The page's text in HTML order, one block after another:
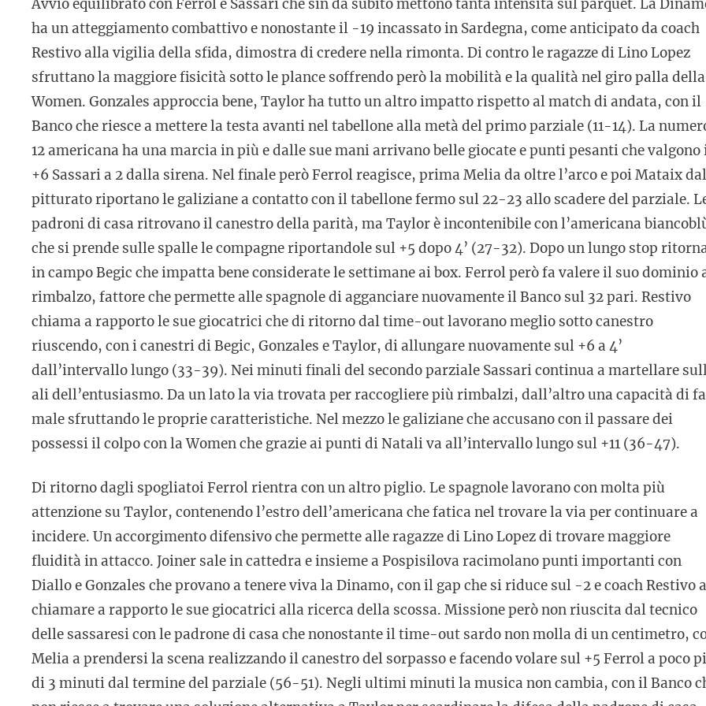
Avvio equilibrato con Ferrol e Sassari che sin da subito mettono tanta intensità sul parquet. La
ha un atteggiamento combattivo e nonostante il -19 incassato in Sardegna, come anticipato da coach
Restivo alla vigilia della sfida, dimostra di credere nella rimonta. Di contro le ragazze di Lino Lopez
sfruttano la maggiore fisicità sotto le plance soffrendo però la mobilità e la qualità nel giro palla della
Women. Gonzales approccia bene, Taylor ha tutto un altro impatto rispetto al match di andata, con il
Banco che riesce a mettere la testa avanti nel tabellone alla metà del primo parziale (11-14). La
12 americana ha una marcia in più e dalle sue mani arrivano belle giocate e punti pesanti che valgono
+6 Sassari a 2 dalla sirena. Nel finale però Ferrol reagisce, prima Melia da oltre l’arco e poi Mataix dal
pitturato riportano le galiziane a contatto con il tabellone fermo sul 22-23 allo scadere del parziale.
padroni di casa ritrovano il canestro della parità, ma Taylor è incontenibile con l’americana
che si prende sulle spalle le compagne riportandole sul +5 dopo 4’ (27-32). Dopo un lungo stop
in campo Begic che impatta bene considerate le settimane ai box. Ferrol però fa valere il suo dominio
rimbalzo, fattore che permette alle spagnole di agganciare nuovamente il Banco sul 32 pari. Restivo
chiama a rapporto le sue giocatrici che di ritorno dal time-out lavorano meglio sotto canestro
riuscendo, con i canestri di Begic, Gonzales e Taylor, di allungare nuovamente sul +6 a 4’
dall’intervallo lungo (33-39). Nei minuti finali del secondo parziale Sassari continua a martellare
ali dell’entusiasmo. Da un lato la via trovata per raccogliere più rimbalzi, dall’altro una capacità di
male sfruttando le proprie caratteristiche. Nel mezzo le galiziane che accusano con il passare dei
possessi il colpo con la Women che grazie ai punti di Natali va all’intervallo lungo sul +11 (36-47).
Di ritorno dagli spogliatoi Ferrol rientra con un altro piglio. Le spagnole lavorano con molta più
attenzione su Taylor, contenendo l’estro dell’americana che fatica nel trovare la via per continuare a
incidere. Un accorgimento difensivo che permette alle ragazze di Lino Lopez di trovare maggiore
fluidità in attacco. Joiner sale in cattedra e insieme a Pospisilova racimolano punti importanti con
Diallo e Gonzales che provano a tenere viva la Dinamo, con il gap che si riduce sul -2 e coach Restivo a
chiamare a rapporto le sue giocatrici alla ricerca della scossa. Missione però non riuscita dal tecnico
delle sassaresi con le padrone di casa che nonostante il time-out sardo non molla di un centimetro,
Melia a prendersi la scena realizzando il canestro del sorpasso e facendo volare sul +5 Ferrol a poco
di 3 minuti dal termine del parziale (56-51). Negli ultimi minuti la musica non cambia, con il Banco